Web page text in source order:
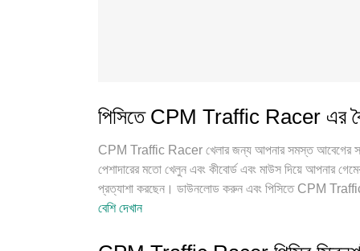
পিসিতে CPM Traffic Racer এর
CPM Traffic Racer খেলার জন্য আপনার সমস্ত আবেগের
পেশাদারের মতো খেলুন এবং কীবোর্ড এবং মাউস দিয়ে আপনার
প্রত্যাশা করছেন। ডাউনলোড করুন এবং পিসিতে CPM
বিরক্তিকর কলগুলির আর কোনও সীমাবদ্ধতা নেই। একদম নতুন
একই ডিভাইসে 2 বা তার বেশি অ্যাকাউন্ট চালানো সম্ভব করে
বেশি দেখান